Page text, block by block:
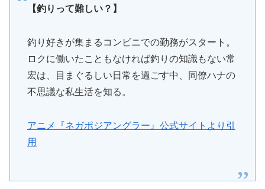
【釣りって難しい？】
釣り好きが集まるコンビニでの勤務がスタート。
ロクに働いたこともなければ釣りの知識もない常
宏は、目まぐるしい日常を過ごす中、同僚ハナの
不思議な私生活を知る。
アニメ『ネガポジアングラー』公式サイトより引
用